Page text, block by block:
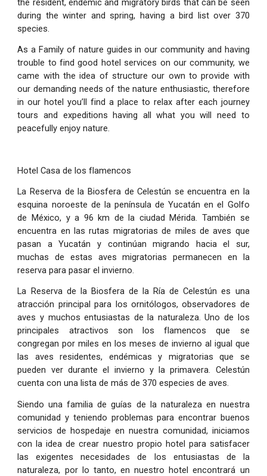
the resident, endemic and migratory birds that can be seen
during the winter and spring, having a bird list over 370
species.
As a Family of nature guides in our community and having
trouble to find good hotel services on our community, we
came with the idea of structure our own to provide with
our demanding needs of the nature enthusiastic, therefore
in our hotel you’ll find a place to relax after each journey
tours and expeditions having all what you will need to
peacefully enjoy nature.
Hotel Casa de los flamencos
La Reserva de la Biosfera de Celestún se encuentra en la
esquina noroeste de la península de Yucatán en el Golfo
de México, y a 96 km de la ciudad Mérida. También se
encuentra en las rutas migratorias de miles de aves que
pasan a Yucatán y continúan migrando hacia el sur,
muchas de estas aves migratorias permanecen en la
reserva para pasar el invierno.
La Reserva de la Biosfera de la Ría de Celestún es una
atracción principal para los ornitólogos, observadores de
aves y muchos entusiastas de la naturaleza. Uno de los
principales atractivos son los flamencos que se
congregan por miles en los meses de invierno al igual que
las aves residentes, endémicas y migratorias que se
pueden ver durante el invierno y la primavera. Celestún
cuenta con una lista de más de 370 especies de aves.
Siendo una familia de guías de la naturaleza en nuestra
comunidad y teniendo problemas para encontrar buenos
servicios de hospedaje en nuestra comunidad, iniciamos
con la idea de crear nuestro propio hotel para satisfacer
las exigentes necesidades de los entusiastas de la
naturaleza, por lo tanto, en nuestro hotel encontrará un